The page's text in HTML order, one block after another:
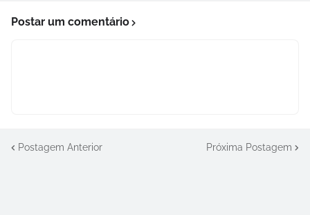
Postar um comentário
Postagem Anterior Próxima Postagem